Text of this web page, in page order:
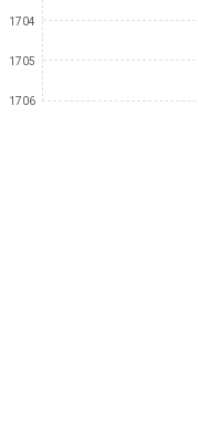
1704
1705
1706